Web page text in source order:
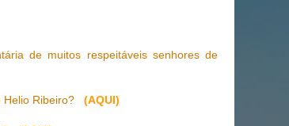
de muitos respeitáveis senhores de
Helio Ribeiro? (AQUI)